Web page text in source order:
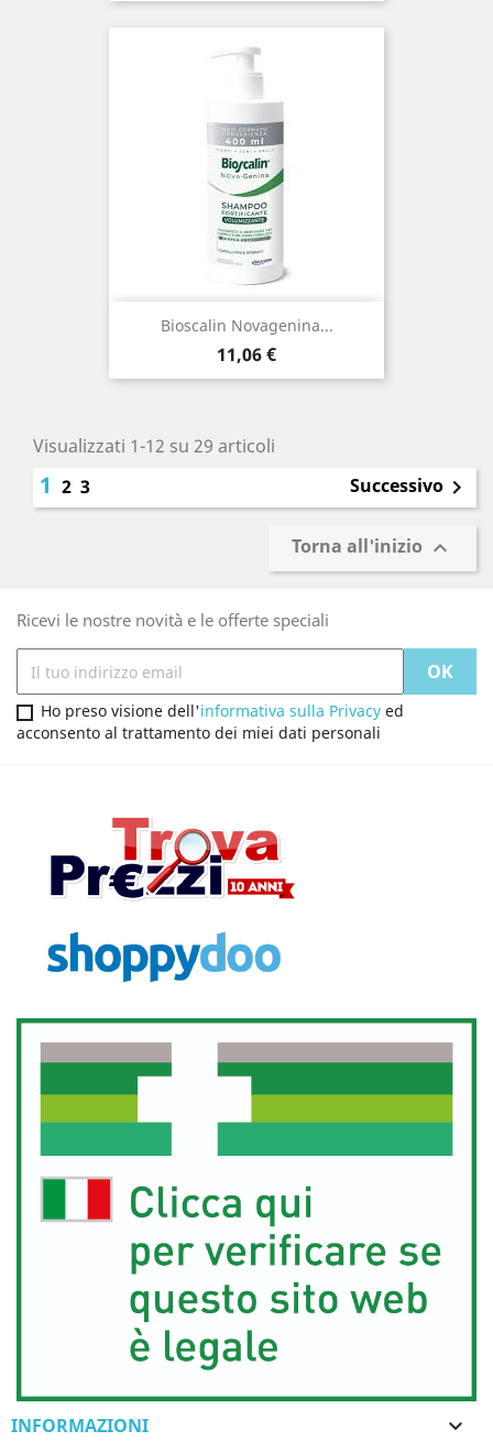
Bioscalin Novagenina...
Prezzo
11,06 €
Visualizzati 1-12 su 29 articoli
1 2 3 Successivo 
Torna all'inizio 
Ricevi le nostre novità e le offerte speciali
Ho preso visione dell'informativa sulla Privacy ed
acconsento al trattamento dei miei dati personali
INFORMAZIONI 